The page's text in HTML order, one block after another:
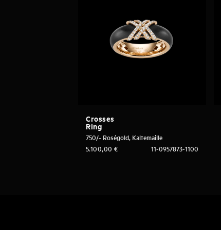
Crosses
Ring
750/- Roségold, Kaltemaille
11-0957873-1100
5.100,00€